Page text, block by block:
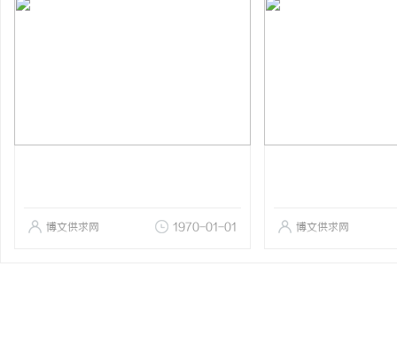
博文供求网 1970-01-01 博文供求网